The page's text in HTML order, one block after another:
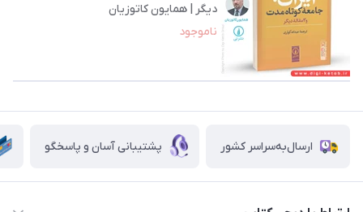
دیگر | همایون کاتوزیان
ناموجود
ارسال‌به‌سراسر کشور پشتیبانی آسان و پاسخگو